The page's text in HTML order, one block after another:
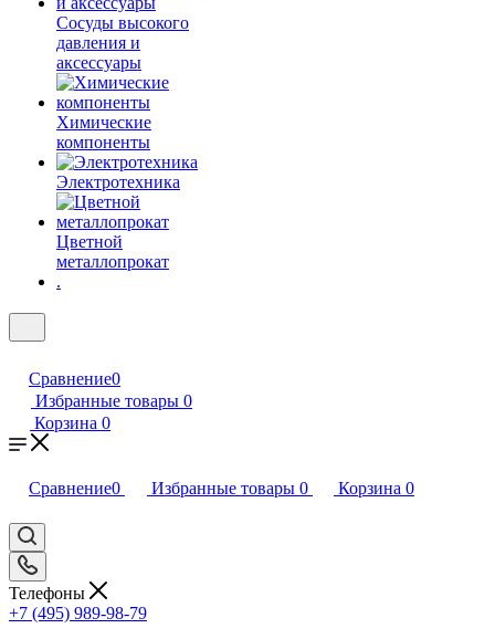
Сосуды высокого
давления и
аксессуары
Химические
компоненты
Электротехника
Цветной
металлопрокат
.
Сравнение0
Избранные товары 0
Корзина 0
Сравнение0 Избранные товары 0 Корзина 0
Телефоны
+7 (495) 989-98-79